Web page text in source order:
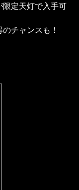
限定天灯で入手可
のチャンスも！